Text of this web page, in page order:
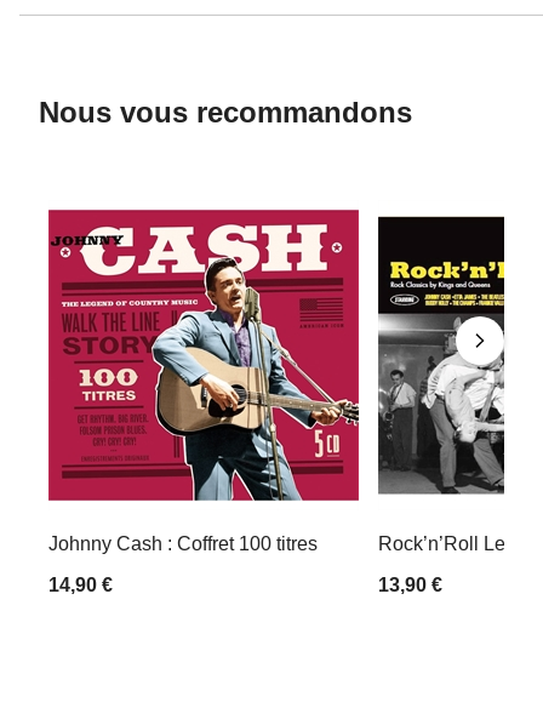
Nous vous recommandons
Johnny Cash : Coffret 100 titres
14,90 €
Rock’n’Roll
13,90 €